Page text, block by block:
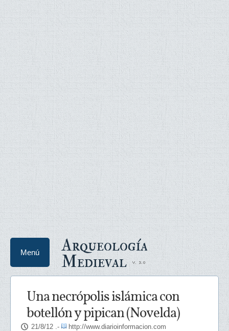
Arqueología
Medieval
Menú
Una necrópolis islámica con
botellón y pipican (Novelda)
21/8/12 .- http://www.diarioinformacion.com